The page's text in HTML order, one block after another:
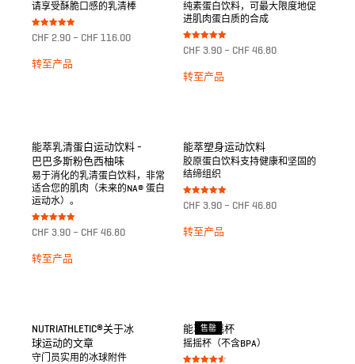
请享受酥脆口感的乳清棒
Bewertet mit
5.00
CHF 2.90 – CHF 116.00
转至产品
纯素蛋白饮料，可最大限度地促
进肌肉蛋白质的合成
Bewertet mit
5.00
CHF 3.90 – CHF 46.80
转至产品
能萃乳清蛋白运动饮料 -
巴巴多斯粉色西柚味
易于消化的乳清蛋白饮料，非常
适合您的肌肉（未来的NA® 蛋白
运动水）。
Bewertet mit
5.00
CHF 3.90 – CHF 46.80
转至产品
能萃塑身运动饮料
胶原蛋白饮料支持健康和坚固的
结缔组织
Bewertet mit
5.00
CHF 3.90 – CHF 46.80
转至产品
NUTRIATHLETIC®关于冰
球运动的文章
守门员实用的冰球附件
售罄
能萃摇摇杯
摇摇杯（不含BPA）